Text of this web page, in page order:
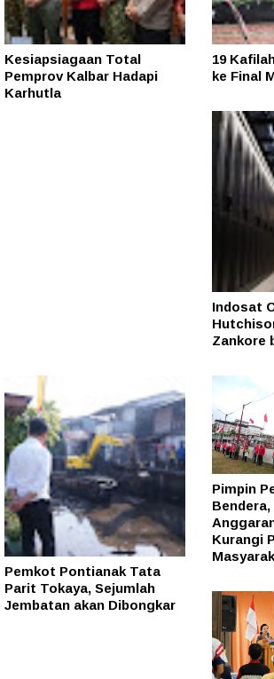
Kesiapsiagaan Total
Pemprov Kalbar Hadapi
Karhutla
19
ke Final
Indosat
Zankore
Pemkot Pontianak Tata
Parit Tokaya, Sejumlah
Jembatan akan Dibongkar
Pimpin
Kurangi